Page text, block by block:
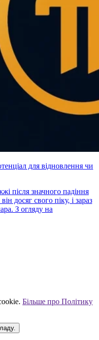
для відновлення чи
після значного падіння
досяг свого піку, і зараз
З огляду на
Більше про Політику